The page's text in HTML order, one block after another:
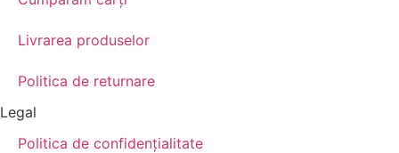
Livrarea produselor
Politica de returnare
Legal
Politica de confidenţialitate